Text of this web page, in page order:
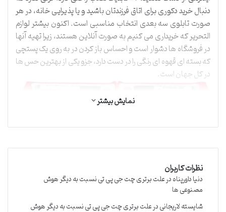
دنبال خرید دکوری برای اتاق فرزندتان باشید و یا پذیرایی خانه، در هر
صورت تابلوی سه بعدی انتخاب مناسبی است. اکنون بیشتر لوازم
التحریر که خریداری می کنیم به صورت آنلاین هستند، زیرا تهیه آنها
در فروشگاه ها دشوار است و احساس باز کردن در به روی یک پستچی
که بسته ای قهوه ای رنگی را در دست دارد، جزو یکی از بهترین حس ها
در کل جهان است.
برای خرید لوازم تحریر مورد نیاز دوم و سوم به صورت آنلاین اینجا
نمایش بیشتر
نظرات کاربران
دنیا داورپناهدرعلت برتری چت جی پی تی نسبت به دیگر هوش
مصنوعی ها
شایسته لاریجانیدرعلت برتری چت جی پی تی نسبت به دیگر هوش